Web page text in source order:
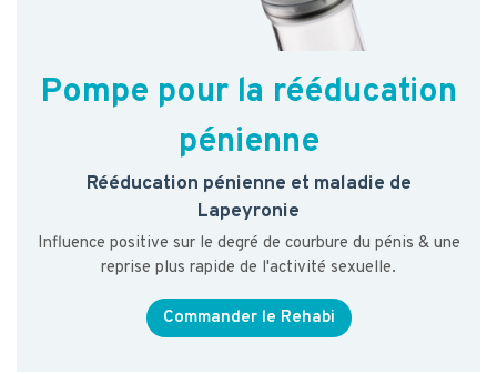
Pompe pour la rééducation
pénienne
Rééducation pénienne et maladie de
Lapeyronie
Influence positive sur le degré de courbure du pénis & une
reprise plus rapide de l'activité sexuelle.
Commander le Rehabi